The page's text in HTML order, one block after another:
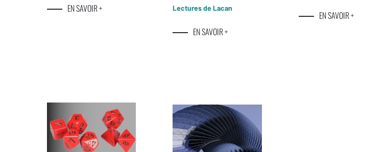
EN SAVOIR + Lectures de Lacan
EN SAVOIR +
EN SAVOIR +